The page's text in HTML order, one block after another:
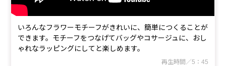
いろんなフラワーモチーフがきれいに、簡単につくることが
できます。モチーフをつなげてバッグやコサージュに、おし
ゃれなラッピングにしてと楽しめます。
再生時間／5：45